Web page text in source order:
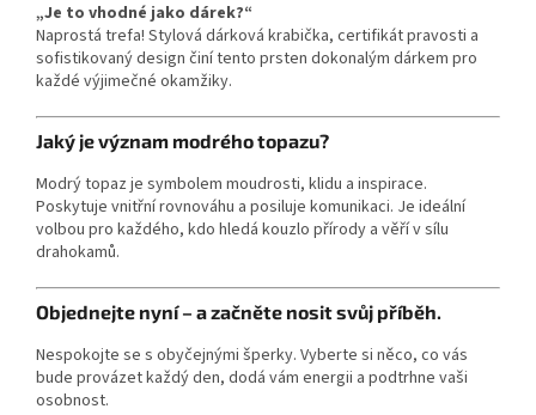
„Je to vhodné jako dárek?“
Naprostá trefa! Stylová dárková krabička, certifikát pravosti a
sofistikovaný design činí tento prsten dokonalým dárkem pro
každé výjimečné okamžiky.
Jaký je význam modrého topazu?
Modrý topaz je symbolem moudrosti, klidu a inspirace.
Poskytuje vnitřní rovnováhu a posiluje komunikaci. Je ideální
volbou pro každého, kdo hledá kouzlo přírody a věří v sílu
drahokamů.
Objednejte nyní – a začněte nosit svůj příběh.
Nespokojte se s obyčejnými šperky. Vyberte si něco, co vás
bude provázet každý den, dodá vám energii a podtrhne vaši
osobnost.